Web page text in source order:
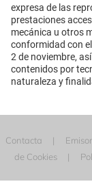
expresa de las
prestaciones
mecánica u otros
conformidad con
2 de noviembre,
contenidos por
naturaleza y
Contacta
de Cookies